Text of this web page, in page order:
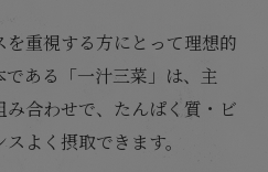
重視する方にとって理想的
ある「一汁三菜」は、主
合わせで、たんぱく質・ビ
よく摂取できます。